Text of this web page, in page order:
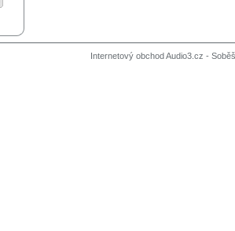
Internetový obchod Audio3.cz -